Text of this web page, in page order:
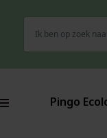
naar:
Pingo